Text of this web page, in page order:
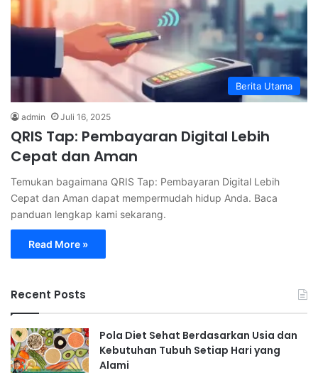
Berita Utama
admin Juli 16, 2025
QRIS Tap: Pembayaran Digital Lebih
Cepat dan Aman
Temukan bagaimana QRIS Tap: Pembayaran Digital Lebih
Cepat dan Aman dapat mempermudah hidup Anda. Baca
panduan lengkap kami sekarang.
Read More »
Recent Posts
Pola Diet Sehat Berdasarkan Usia dan
Kebutuhan Tubuh Setiap Hari yang
Alami